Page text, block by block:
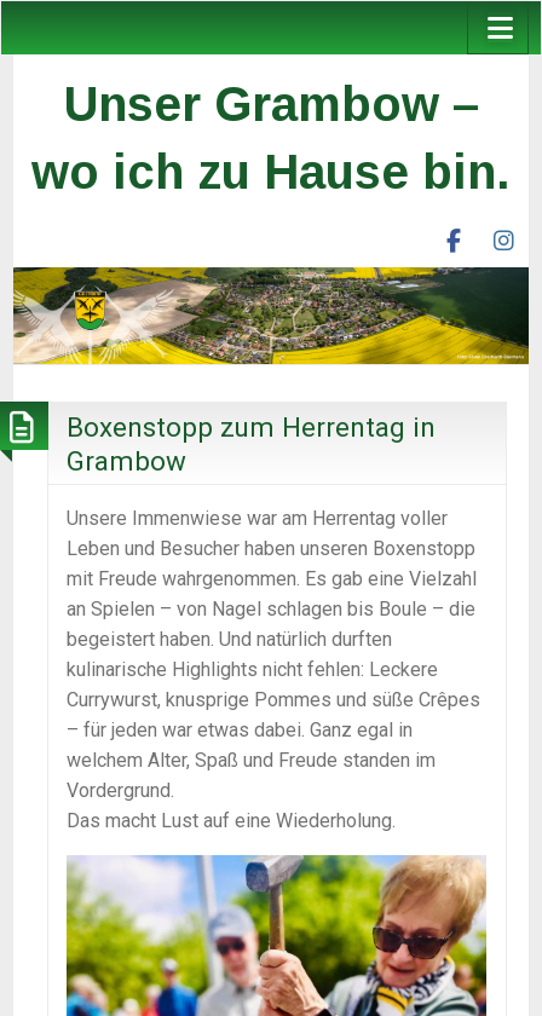
Unser Grambow –
wo ich zu Hause bin.
unser
ev
Boxenstopp zum Herrentag in
Grambow
Unsere Immenwiese war am Herrentag voller
Leben und Besucher haben unseren Boxenstopp
mit Freude wahrgenommen. Es gab eine Vielzahl
an Spielen – von Nagel schlagen bis Boule – die
begeistert haben. Und natürlich durften
kulinarische Highlights nicht fehlen: Leckere
Currywurst, knusprige Pommes und süße Crêpes
– für jeden war etwas dabei. Ganz egal in
welchem Alter, Spaß und Freude standen im
Vordergrund.
Das macht Lust auf eine Wiederholung.